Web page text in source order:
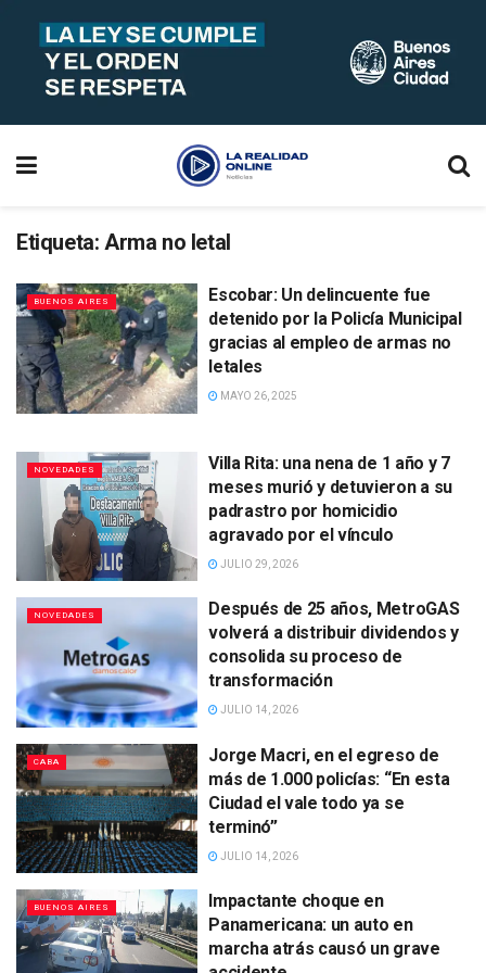
Etiqueta: Arma no letal
BUENOS AIRES
Escobar: Un delincuente fue
detenido por la Policía Municipal
gracias al empleo de armas no
letales
MAYO 26, 2025
NOVEDADES
Villa Rita: una nena de 1 año y 7
meses murió y detuvieron a su
padrastro por homicidio
agravado por el vínculo
JULIO 29, 2026
NOVEDADES
Después de 25 años, MetroGAS
volverá a distribuir dividendos y
consolida su proceso de
transformación
JULIO 14, 2026
CABA
Jorge Macri, en el egreso de
más de 1.000 policías: “En esta
Ciudad el vale todo ya se
terminó”
JULIO 14, 2026
BUENOS AIRES
Impactante choque en
Panamericana: un auto en
marcha atrás causó un grave